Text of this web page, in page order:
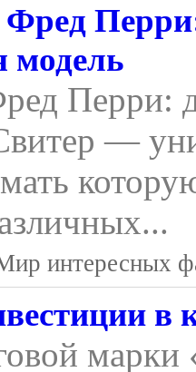
модель
Перри:
—
интересных
в